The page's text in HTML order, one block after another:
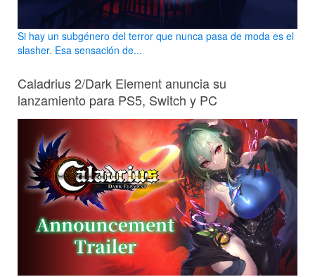
Si hay un subgénero del terror que nunca pasa de moda es el
slasher. Esa sensación de...
Caladrius 2/Dark Element anuncia su
lanzamiento para PS5, Switch y PC